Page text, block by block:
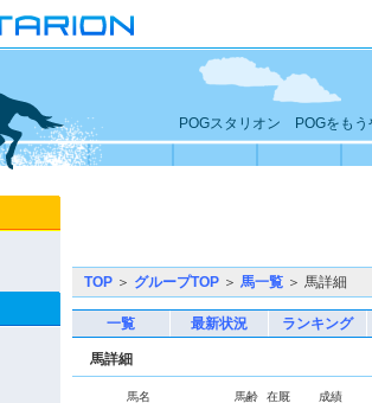
POGスタリオン POGをもう
TOP ＞ グループTOP ＞ 馬一覧 ＞ 馬詳細
一覧 最新状況 ランキング
馬詳細
馬名 馬齢 在厩 成績